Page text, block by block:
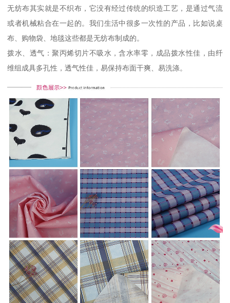
无纺布其实就是不织布，它没有经过传统的织造工艺，是通过气流
或者机械粘合在一起的。我们生活中很多一次性的产品，比如说桌
布、购物袋、地毯这些都是无纺布制成的。
拨水、透气：聚丙烯切片不吸水，含水率零，成品拨水性佳，由纤
维组成具多孔性，透气性佳，易保持布面干爽、易洗涤。